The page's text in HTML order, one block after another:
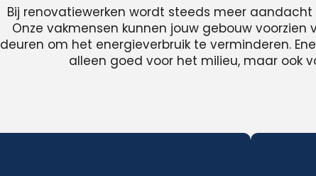
Bij renovatiewerken wordt steeds meer
Onze vakmensen kunnen jouw gebouw
deuren om het energieverbruik te verminderen.
alleen goed voor het milieu, maar ook